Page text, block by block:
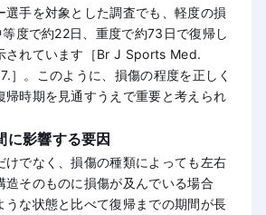
選手を対象とした調査でも、軽度の損
度で約22日、重度で約73日で復帰し
されています［Br J Sports Med.
］。このように、損傷の程度を正しく
帰時期を見通すうえで重要と考えられ
に影響する要因
けでなく、損傷の種類によっても左右
造そのものに損傷が及んでいる場合
うな状態と比べて復帰までの期間が長